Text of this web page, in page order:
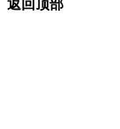
返回顶部